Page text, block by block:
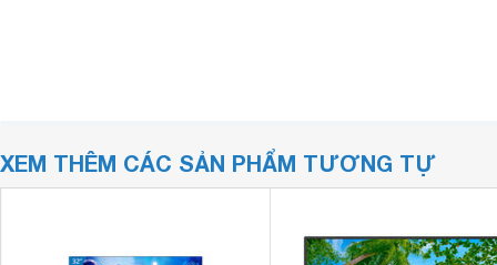
XEM THÊM CÁC SẢN PHẨM TƯƠNG TỰ